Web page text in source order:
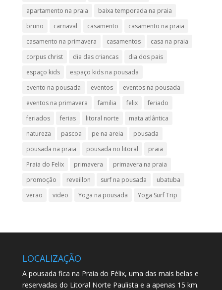
apartamento na praia
baixa temporada na praia
bruno
carnaval casamento
casamento na praia
casamento na primavera
casamentos
casa na praia
corpus christ
dia das criancas
dia dos pais
espaço kids
espaço kids na pousada
evento na pousada
eventos
eventos na pousada
eventos na primavera
familia felix
feriado
feriados
ferias litoral norte
mata atlântica
natureza
pascoa pe na areia
pousada
pousada na praia
pousada no litoral
praia
Praia do Felix
primavera
primavera na praia
promoção
reveillon surf na pousada
ubatuba
verao
video Yoga na pousada Yoga Surf Trip
LOCALIZAÇÃO
A pousada fica na Praia do Félix, uma das mais belas e
reservadas do Litoral Norte Paulista e a apenas 15 km.